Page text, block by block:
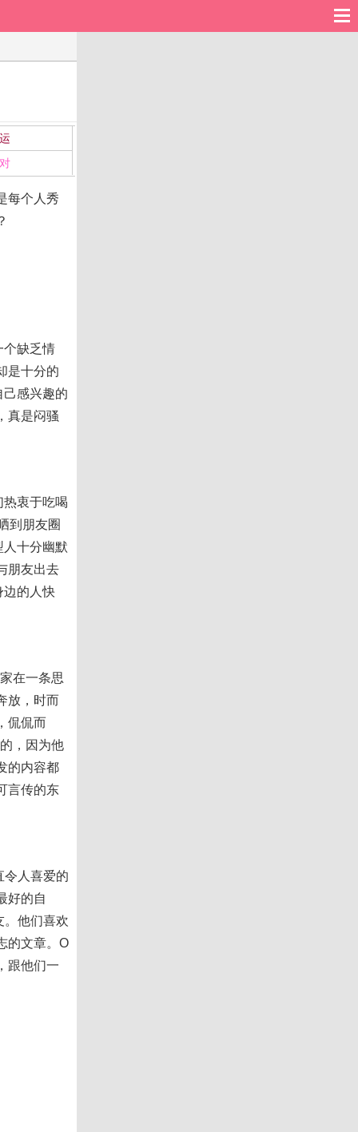
每个人秀
缺乏情
是十分的
感兴趣的
真是闷骚
衷于吃喝
到朋友圈
十分幽默
朋友出去
边的人快
在一条思
放，时而
侃侃而
，因为他
的内容都
言传的东
人喜爱的
好的自
。他们喜欢
的文章。O
跟他们一